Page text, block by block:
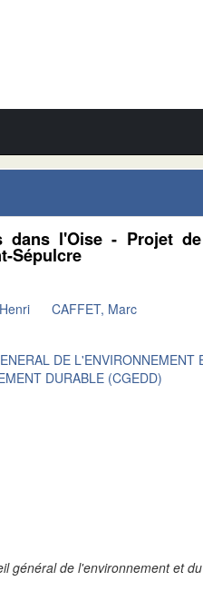
dans l'Oise - Projet
Sépulcre
CAFFET, Marc
DE L'ENVIRONNEMENT
DURABLE (CGEDD)
général de l'environnement et